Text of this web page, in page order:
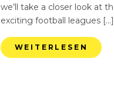
we’ll take a closer look at
exciting football leagues […]
WEITERLESEN